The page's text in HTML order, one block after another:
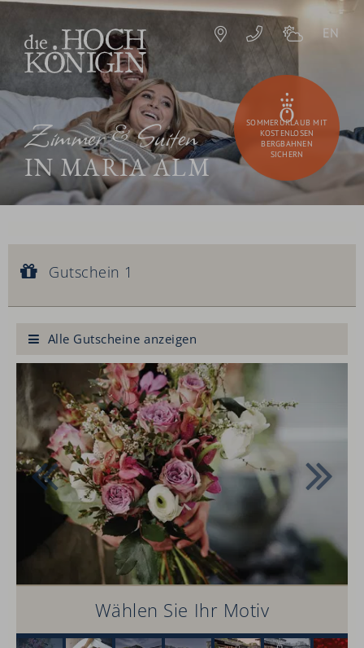
Zimmer & Suiten
IN MARIA ALM
EN
SOMMERURLAUB MIT
KOSTENLOSEN
BERGBAHNEN
SICHERN
Gutscheinwert:
Gutschein 1
Alle Gutscheine anzeigen
Wählen Sie Ihr Motiv